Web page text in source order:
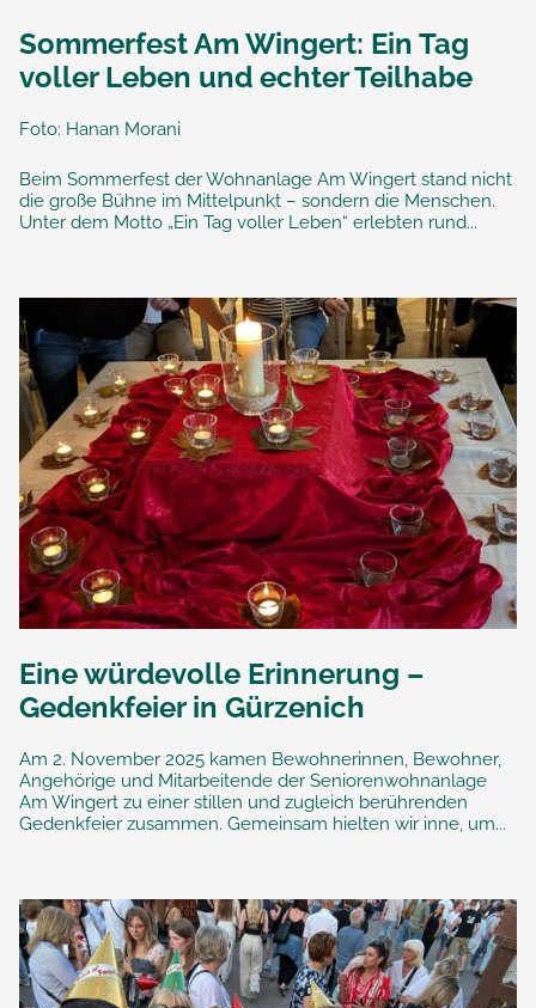
Sommerfest Am Wingert: Ein Tag
voller Leben und echter Teilhabe
Foto: Hanan Morani
Beim Sommerfest der Wohnanlage Am Wingert stand nicht
die große Bühne im Mittelpunkt – sondern die Menschen.
Unter dem Motto „Ein Tag voller Leben“ erlebten rund...
Eine würdevolle Erinnerung –
Gedenkfeier in Gürzenich
Am 2. November 2025 kamen Bewohnerinnen, Bewohner,
Angehörige und Mitarbeitende der Seniorenwohnanlage
Am Wingert zu einer stillen und zugleich berührenden
Gedenkfeier zusammen. Gemeinsam hielten wir inne, um...